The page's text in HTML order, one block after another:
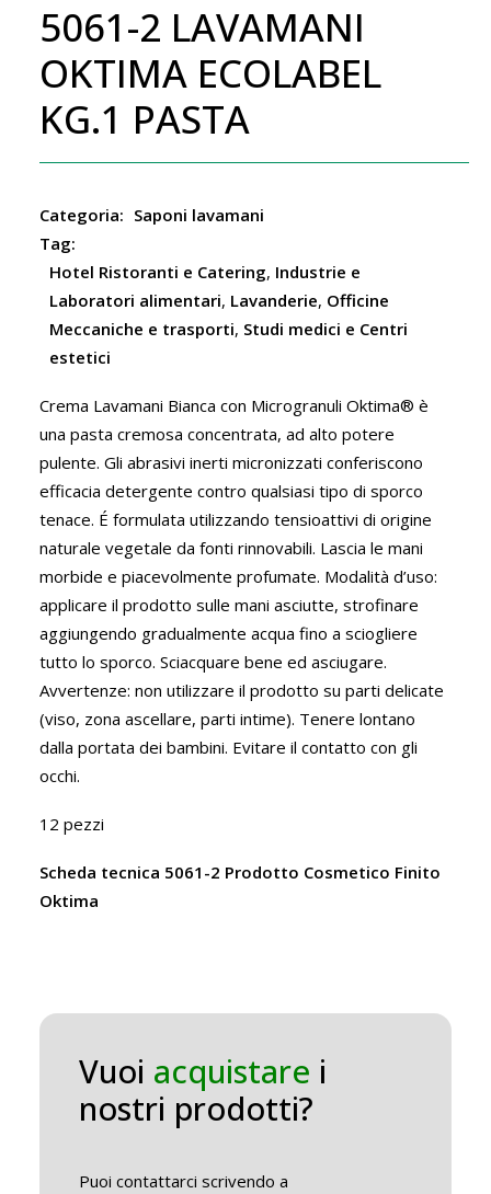
5061-2 LAVAMANI
OKTIMA ECOLABEL
KG.1 PASTA
Categoria: Saponi lavamani
Tag:
Hotel Ristoranti e Catering, Industrie e
Laboratori alimentari, Lavanderie, Officine
Meccaniche e trasporti, Studi medici e Centri
estetici
Crema Lavamani Bianca con Microgranuli Oktima® è
una pasta cremosa concentrata, ad alto potere
pulente. Gli abrasivi inerti micronizzati conferiscono
efficacia detergente contro qualsiasi tipo di sporco
tenace. É formulata utilizzando tensioattivi di origine
naturale vegetale da fonti rinnovabili. Lascia le mani
morbide e piacevolmente profumate. Modalità d’uso:
applicare il prodotto sulle mani asciutte, strofinare
aggiungendo gradualmente acqua fino a sciogliere
tutto lo sporco. Sciacquare bene ed asciugare.
Avvertenze: non utilizzare il prodotto su parti delicate
(viso, zona ascellare, parti intime). Tenere lontano
dalla portata dei bambini. Evitare il contatto con gli
occhi.
12 pezzi
Scheda tecnica 5061-2 Prodotto Cosmetico Finito
Oktima
Vuoi acquistare i
nostri prodotti?
Puoi contattarci scrivendo a